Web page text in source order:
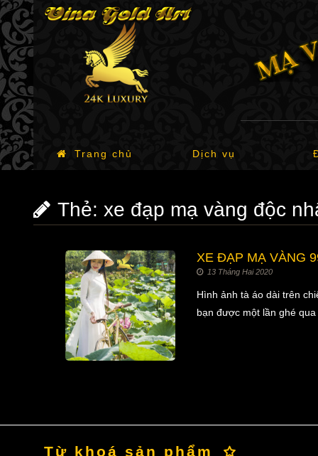
Trang chủ Dịch vụ
Thẻ: xe đạp mạ vàng độc
XE ĐẠP MẠ VÀNG
13 Tháng Hai 2020
Hình ảnh tà áo dài trên
bạn được một lần ghé
Từ khoá sản phẩm